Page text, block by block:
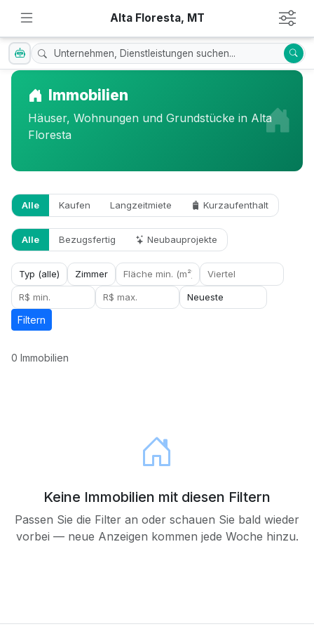
Alta Floresta, MT
Immobilien
Häuser, Wohnungen und Grundstücke in Alta
Floresta
Alle Kaufen Langzeitmiete Kurzaufenthalt
Alle Bezugsfertig Neubauprojekte
Filtern
0 Immobilien
Keine Immobilien mit diesen Filtern
Passen Sie die Filter an oder schauen Sie bald wieder
vorbei — neue Anzeigen kommen jede Woche hinzu.